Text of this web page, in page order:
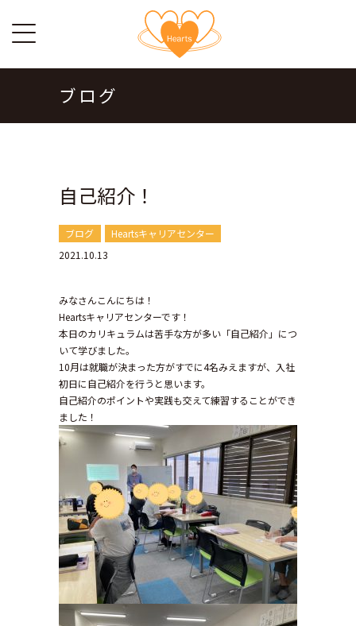
ブログ
自己紹介！
ブログ
Heartsキャリアセンター
2021.10.13
みなさんこんにちは！
Heartsキャリアセンターです！
本日のカリキュラムは苦手な方が多い「自己紹介」につ
いて学びました。
10月は就職が決まった方がすでに4名みえますが、入社
初日に自己紹介を行うと思います。
自己紹介のポイントや実践も交えて練習することができ
ました！